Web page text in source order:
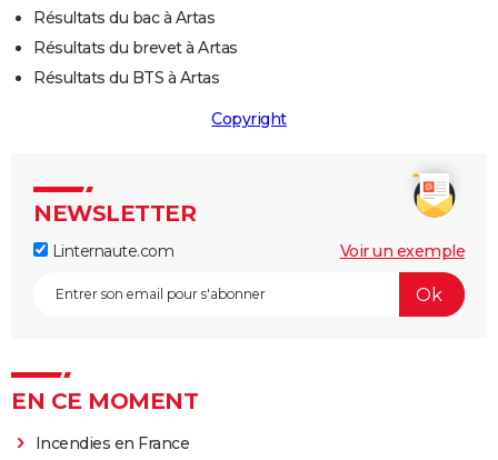
Résultats du bac à Artas
Résultats du brevet à Artas
Résultats du BTS à Artas
Copyright
NEWSLETTER
Linternaute.com Voir un exemple
EN CE MOMENT
Incendies en France